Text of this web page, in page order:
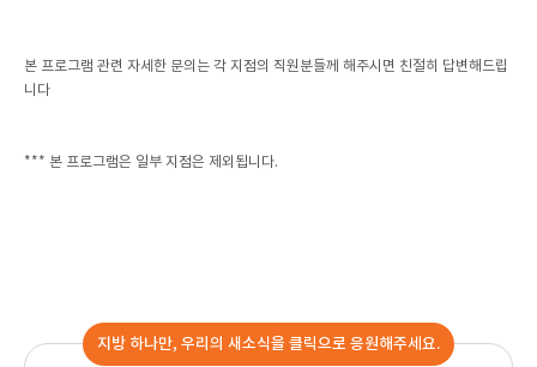
본 프로그램 관련 자세한 문의는 각 지점의 직원분들께 해주시면 친절히 답변해드립
니다
*** 본 프로그램은 일부 지점은 제외됩니다.
지방 하나만, 우리의 새소식을 클릭으로 응원해주세요.